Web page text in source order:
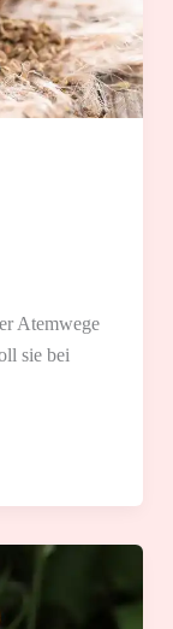
Atemwege
sie bei